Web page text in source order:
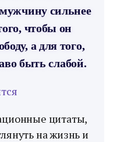
сильнее
чтобы он
а для того,
быть слабой.
цитаты,
на жизнь и